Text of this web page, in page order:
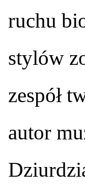
ruchu
stylów
zespół
autor